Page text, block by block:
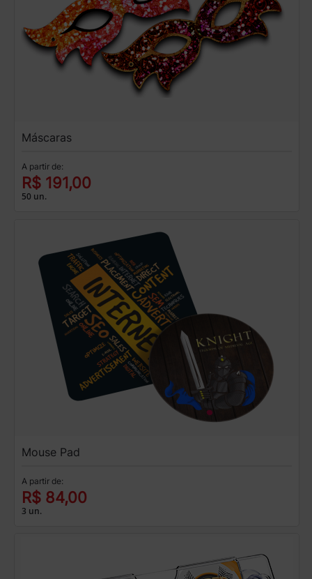
Máscaras
A partir de:
R$ 191,00
50 un.
Mouse Pad
A partir de:
R$ 84,00
3 un.